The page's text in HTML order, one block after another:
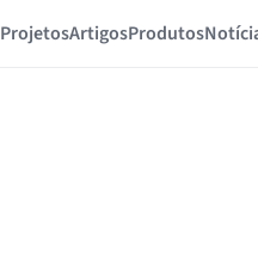
ProjetosArtigosProdutos